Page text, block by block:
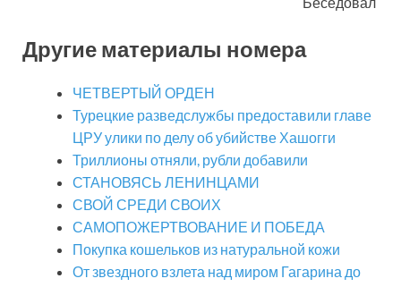
Другие материалы номера
ЧЕТВЕРТЫЙ ОРДЕН
Турецкие разведслужбы предоставили главе
ЦРУ улики по делу об убийстве Хашогги
Триллионы отняли, рубли добавили
СТАНОВЯСЬ ЛЕНИНЦАМИ
СВОЙ СРЕДИ СВОИХ
САМОПОЖЕРТВОВАНИЕ И ПОБЕДА
Покупка кошельков из натуральной кожи
От звездного взлета над миром Гагарина до